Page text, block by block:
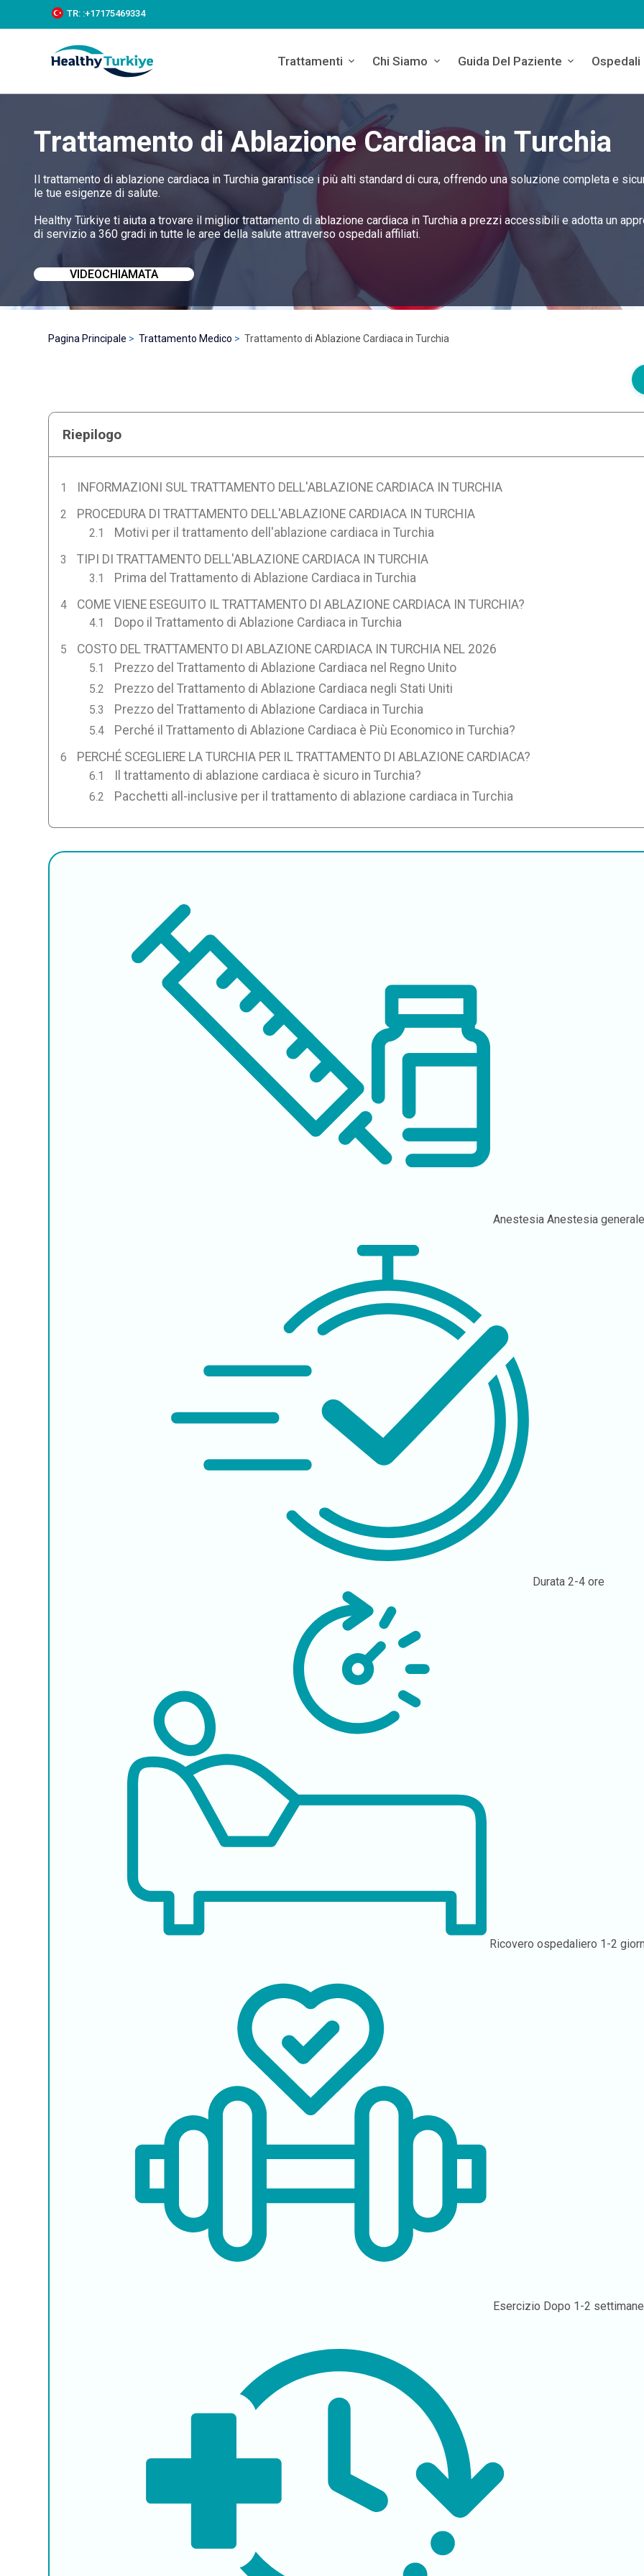
k
c
TR: :+‪17175469334‬
Trattamenti Chi Siamo Guida Del Paziente Ospedali
Trattamento di Ablazione Cardiaca in Turchia
Il trattamento di ablazione cardiaca in Turchia garantisce i più alti standard di cura, offrendo una soluzione completa e
le tue esigenze di salute.
Healthy Türkiye ti aiuta a trovare il miglior trattamento di ablazione cardiaca in Turchia a prezzi accessibili e adotta un
di servizio a 360 gradi in tutte le aree della salute attraverso ospedali affiliati.
VIDEOCHIAMATA
Pagina Principale Trattamento Medico Trattamento di Ablazione Cardiaca in Turchia
Riepilogo
INFORMAZIONI SUL TRATTAMENTO DELL'ABLAZIONE CARDIACA IN TURCHIA
PROCEDURA DI TRATTAMENTO DELL'ABLAZIONE CARDIACA IN TURCHIA
Motivi per il trattamento dell'ablazione cardiaca in Turchia
TIPI DI TRATTAMENTO DELL'ABLAZIONE CARDIACA IN TURCHIA
Prima del Trattamento di Ablazione Cardiaca in Turchia
COME VIENE ESEGUITO IL TRATTAMENTO DI ABLAZIONE CARDIACA IN TURCHIA?
Dopo il Trattamento di Ablazione Cardiaca in Turchia
COSTO DEL TRATTAMENTO DI ABLAZIONE CARDIACA IN TURCHIA NEL 2026
Prezzo del Trattamento di Ablazione Cardiaca nel Regno Unito
Prezzo del Trattamento di Ablazione Cardiaca negli Stati Uniti
Prezzo del Trattamento di Ablazione Cardiaca in Turchia
Perché il Trattamento di Ablazione Cardiaca è Più Economico in Turchia?
PERCHÉ SCEGLIERE LA TURCHIA PER IL TRATTAMENTO DI ABLAZIONE CARDIACA?
Il trattamento di ablazione cardiaca è sicuro in Turchia?
Pacchetti all-inclusive per il trattamento di ablazione cardiaca in Turchia
Anestesia Anestesia generale
Durata2-4 ore
Ricovero ospedaliero 1-2
Esercizio Dopo 1-2 settimane